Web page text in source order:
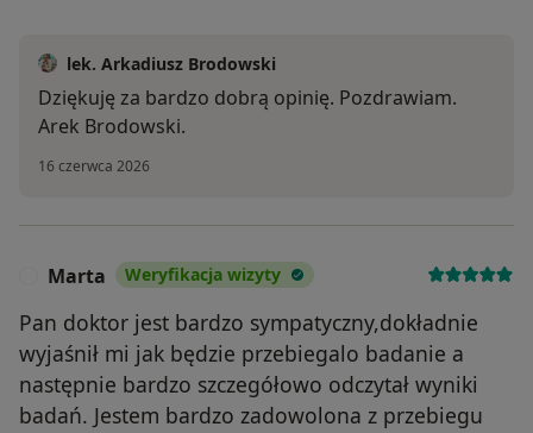
lek. Arkadiusz Brodowski
Dziękuję za bardzo dobrą opinię. Pozdrawiam.
Arek Brodowski.
16 czerwca 2026
Marta Weryfikacja wizyty
Pan doktor jest bardzo sympatyczny,dokładnie
wyjaśnił mi jak będzie przebiegalo badanie a
następnie bardzo szczegółowo odczytał wyniki
badań. Jestem bardzo zadowolona z przebiegu